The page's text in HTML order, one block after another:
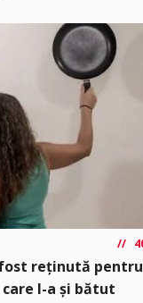
reținută
l-a și bătut